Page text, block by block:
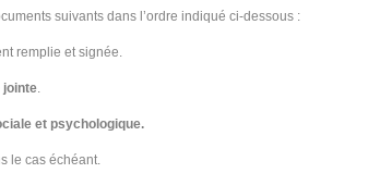
suivants dans l’ordre indiqué ci-dessous :
remplie et signée.
jointe.
et psychologique.
le cas échéant.